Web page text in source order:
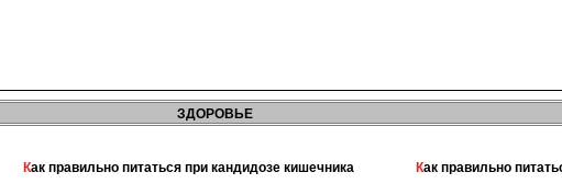
ЗДОРОВЬЕ
Как правильно питаться при кандидозе кишечника Как правильно